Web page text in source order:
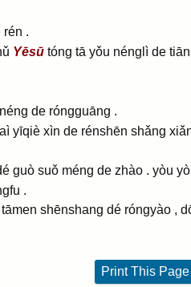
.
Yēsū tóng tā yǒu nénglì de
de róngguāng .
yīqiè xìn de rénshēn shǎng
guò suǒ méng de zhào . yòu
.
shēnshang dé róngyào ,
Print This Page